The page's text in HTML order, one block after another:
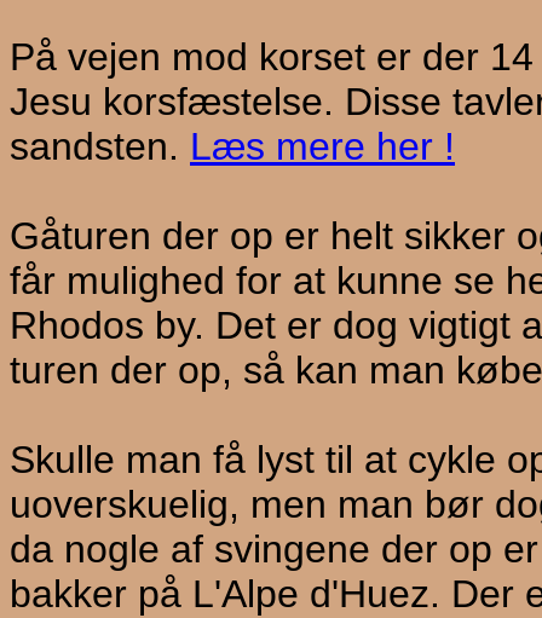
På vejen mod korset er der
Jesu korsfæstelse. Disse
sandsten. Læs mere her !
Gåturen der op er helt sikker
får mulighed for at kunne se
Rhodos by. Det er dog vigtigt
turen der op, så kan man
Skulle man få lyst til at cykle
uoverskuelig, men man bør
da nogle af svingene der op
bakker på L'Alpe d'Huez. Der